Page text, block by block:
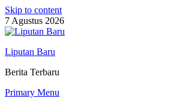
Skip to content
7 Agustus 2026
Liputan Baru
Berita Terbaru
Primary Menu